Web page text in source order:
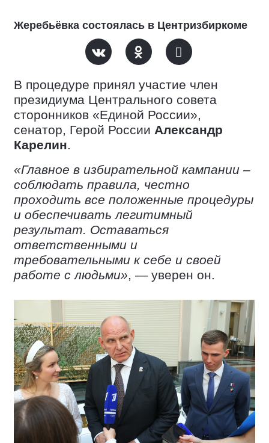
Жеребьёвка состоялась в Центризбиркоме
В процедуре принял участие член
президиума Центрального совета
сторонников «Единой России»,
сенатор, Герой России Александр
Карелин.
«Главное в избирательной кампании –
соблюдать правила, честно
проходить все положенные процедуры
и обеспечивать легитимный
результат. Оставаться
ответственными и
требовательными к себе и своей
работе с людьми», — уверен он.